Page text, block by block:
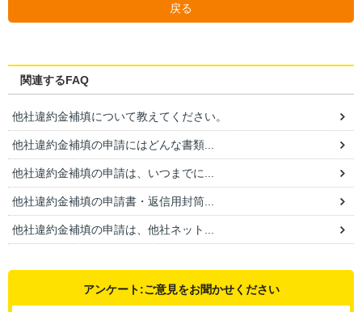
戻る
関連するFAQ
他社違約金補填について教えてください。
他社違約金補填の申請にはどんな書類...
他社違約金補填の申請は、いつまでに...
他社違約金補填の申請書・返信用封筒...
他社違約金補填の申請は、他社ネット...
アンケート:ご意見をお聞かせください